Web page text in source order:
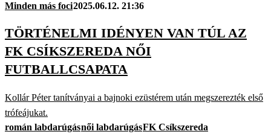
Minden más foci2025.06.12. 21:36
TÖRTÉNELMI IDÉNYEN VAN TÚL AZ
FK CSÍKSZEREDA NŐI
FUTBALLCSAPATA
Kollár Péter tanítványai a bajnoki ezüstérem után megszerezték első
trófeájukat.
román labdarúgásnői labdarúgásFK Csíkszereda